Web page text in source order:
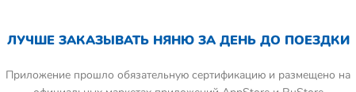
ЛУЧШЕ ЗАКАЗЫВАТЬ НЯНЮ ЗА ДЕНЬ ДО ПОЕЗДКИ
Приложение прошло обязательную сертификацию и размещено на